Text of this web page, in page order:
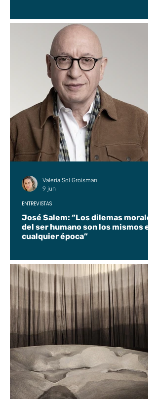
José Salem: “Los dilemas morales
del ser humano son los mismos en
cualquier época”
ENTREVISTAS
Valeria Sol Groisman
9 jun